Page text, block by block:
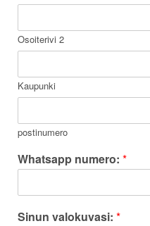
Osoiterivi 2
Kaupunki
postinumero
Whatsapp numero: *
Sinun valokuvasi: *